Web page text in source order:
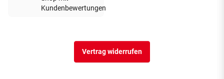
Vertrag widerrufen